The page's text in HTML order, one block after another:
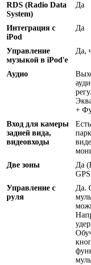
RDS (Radio Data
System)
Да
Интеграция с
iPod
Да
Управление
музыкой в iPod'е
Да,
Аудио
+
Вход для камеры
задней вида,
видеовходы
Две зоны
Да
Управление с
руля
Да.